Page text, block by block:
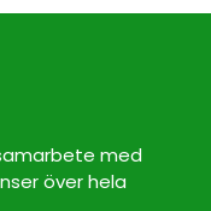
med
över hela